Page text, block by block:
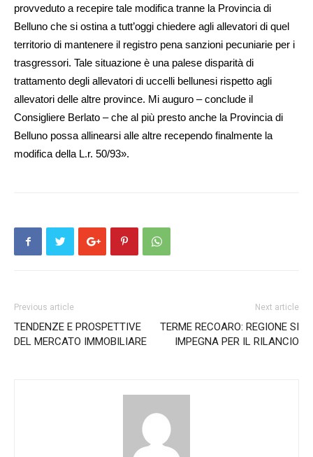
provveduto a recepire tale modifica tranne la Provincia di
Belluno che si ostina a tutt’oggi chiedere agli allevatori di quel
territorio di mantenere il registro pena sanzioni pecuniarie per i
trasgressori. Tale situazione è una palese disparità di
trattamento degli allevatori di uccelli bellunesi rispetto agli
allevatori delle altre province. Mi auguro – conclude il
Consigliere Berlato – che al più presto anche la Provincia di
Belluno possa allinearsi alle altre recependo finalmente la
modifica della L.r. 50/93».
Previous article
TENDENZE E PROSPETTIVE
DEL MERCATO IMMOBILIARE
Next article
TERME RECOARO: REGIONE SI
IMPEGNA PER IL RILANCIO